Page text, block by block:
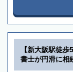
【新大阪駅徒
書士が円滑に相